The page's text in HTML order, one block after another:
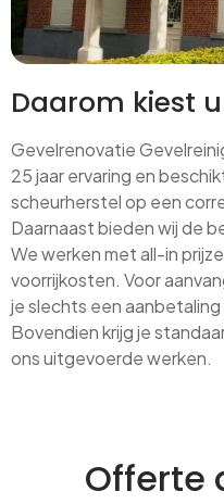
Daarom kiest
Gevelrenovatie
25 jaar ervaring en
scheurherstel op een
Daarnaast bieden wij de
We werken met all-in
voorrijkosten. Voor
je slechts een
Bovendien krijg je
ons uitgevoerde werken.
Offerte